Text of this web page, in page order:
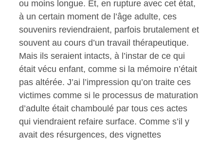
ou moins longue. Et, en rupture avec cet état,
à un certain moment de l’âge adulte, ces
souvenirs reviendraient, parfois brutalement et
souvent au cours d’un travail thérapeutique.
Mais ils seraient intacts, à l’instar de ce qui
était vécu enfant, comme si la mémoire n’était
pas altérée. J’ai l’impression qu’on traite ces
victimes comme si le processus de maturation
d’adulte était chamboulé par tous ces actes
qui viendraient refaire surface. Comme s’il y
avait des résurgences, des vignettes